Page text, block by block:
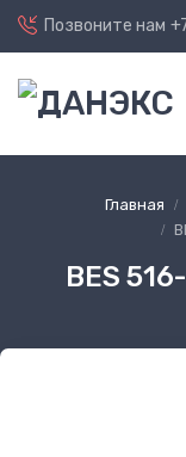
Позвоните нам
Главная
BES